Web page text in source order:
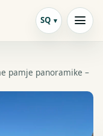
SQ
pamje panoramike –